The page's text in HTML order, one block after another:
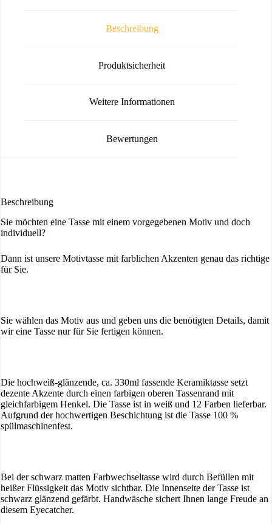
Beschreibung
Produktsicherheit
Weitere Informationen
Bewertungen
Beschreibung
Sie möchten eine Tasse mit einem vorgegebenen Motiv und doch
individuell?
Dann ist unsere Motivtasse mit farblichen Akzenten genau das richtige
für Sie.
Sie wählen das Motiv aus und geben uns die benötigten Details, damit
wir eine Tasse nur für Sie fertigen können.
Die hochweiß-glänzende, ca. 330ml fassende Keramiktasse setzt
dezente Akzente durch einen farbigen oberen Tassenrand mit
gleichfarbigem Henkel. Die Tasse ist in weiß und 12 Farben lieferbar.
Aufgrund der hochwertigen Beschichtung ist die Tasse 100 %
spülmaschinenfest.
Bei der schwarz matten Farbwechseltasse wird durch Befüllen mit
heißer Flüssigkeit das Motiv sichtbar. Die Innenseite der Tasse ist
schwarz glänzend gefärbt. Handwäsche sichert Ihnen lange Freude an
diesem Eyecatcher.